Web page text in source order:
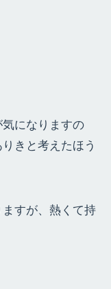
になりますの
きと考えたほう
すが、熱くて持